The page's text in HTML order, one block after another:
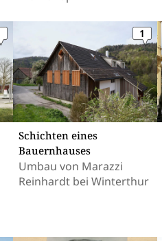
Schichten eines
Bauernhauses
Umbau von Marazzi
Reinhardt bei Winterthur
1